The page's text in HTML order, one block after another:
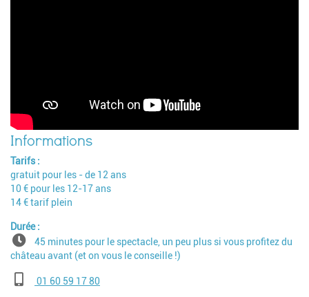
Tarifs
gratuit pour les - de 12 ans
10 € pour les 12-17 ans
14 € tarif plein
Durée
45 minutes pour le spectacle, un peu plus si vous profitez du
château avant (et on vous le conseille !)
Téléphone01 60 59 17 80